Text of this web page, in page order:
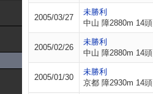
2005/03/27
未勝利
中山 障2880m 14頭
2005/02/26
未勝利
中山 障2880m 14頭
2005/01/30
未勝利
京都 障2930m 14頭